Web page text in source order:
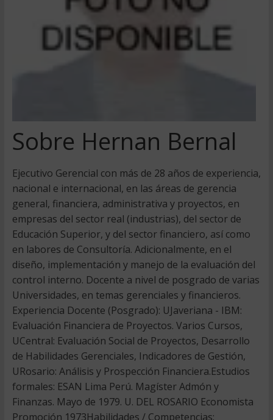
Sobre Hernan Bernal
Ejecutivo Gerencial con más de 28 años de experiencia,
nacional e internacional, en las áreas de gerencia
general, financiera, administrativa y proyectos, en
empresas del sector real (industrias), del sector de
Educación Superior, y del sector financiero, así como
en labores de Consultoría. Adicionalmente, en el
diseño, implementación y manejo de la evaluación del
control interno. Docente a nivel de posgrado de varias
Universidades, en temas gerenciales y financieros.
Experiencia Docente (Posgrado): UJaveriana - IBM:
Evaluación Financiera de Proyectos. Varios Cursos,
UCentral: Evaluación Social de Proyectos, Desarrollo
de Habilidades Gerenciales, Indicadores de Gestión,
URosario: Análisis y Prospección Financiera.Estudios
formales: ESAN Lima Perú. Magíster Admón y
Finanzas. Mayo de 1979. U. DEL ROSARIO Economista
Promoción 1973Habilidades / Competencias: